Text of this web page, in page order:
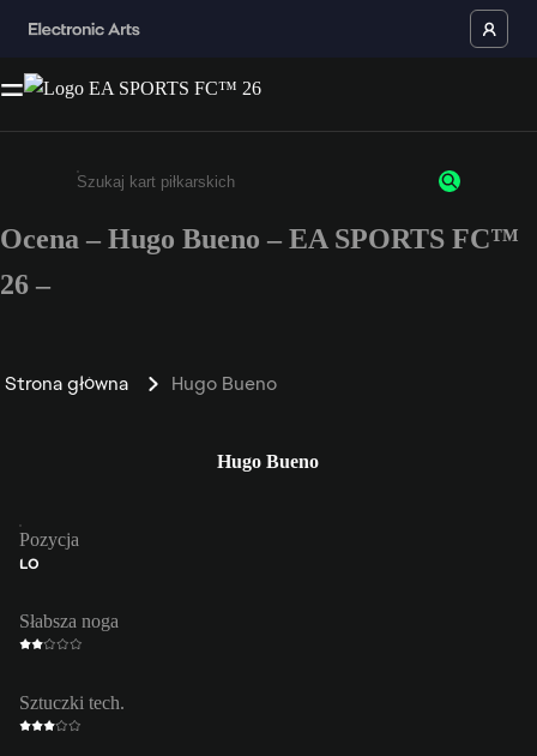
Wpisz co najmniej 3 znaki lub cyfry.
Ocena – Hugo Bueno – EA SPORTS FC™
26 –
Strona główna Hugo Bueno
Hugo Bueno
Pozycja
LO
Słabsza noga
Sztuczki tech.